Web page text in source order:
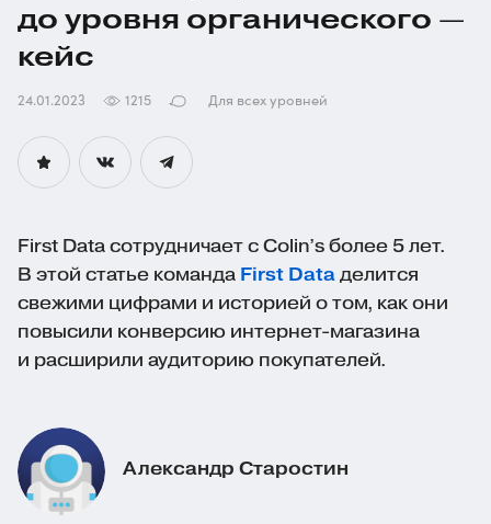
до уровня органического —
кейс
24.01.2023 1215 Для всех уровней
First Data сотрудничает с Colin’s более 5 лет.
В этой статье команда First Data делится
свежими цифрами и историей о том, как они
повысили конверсию интернет-магазина
и расширили аудиторию покупателей.
Александр Старостин